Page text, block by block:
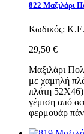
822 Μαξιλάρι
Κωδικός:
29,50 €
Μαξιλάρι
με χαμηλή
πλάτη 52Χ46)
γέμιση από
φερμουάρ